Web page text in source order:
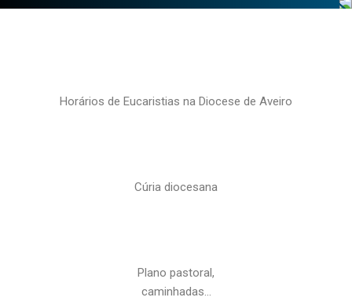
Horários de Eucaristias na Diocese de Aveiro
Cúria diocesana
Plano pastoral,
caminhadas…